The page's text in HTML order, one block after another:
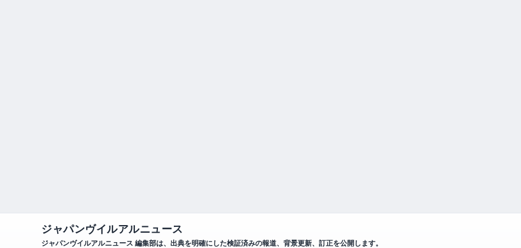
ジャパンヴイルアルニュース
ジャパンヴイルアルニュース 編集部は、出典を明確にした検証済みの報道、背景更新、訂正を公開します。